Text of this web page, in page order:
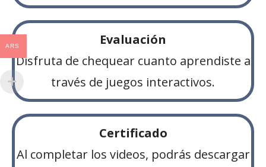
Evaluación
Disfruta de chequear cuanto aprendiste a
través de juegos interactivos.
Certificado
Al completar los videos, podrás descargar
ARS